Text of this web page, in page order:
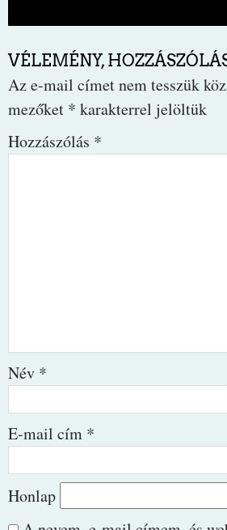
VÉLEMÉNY,
Az e-mail címet nem tesszük
mezőket * karakterrel jelöltük
Hozzászólás *
Név *
E-mail cím *
Honlap